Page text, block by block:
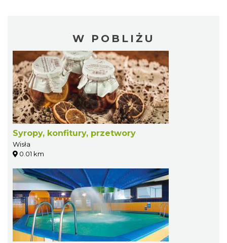
W POBLIŻU
Syropy, konfitury, przetwory
Wisła
0.01 km